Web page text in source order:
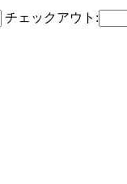
チェックアウト: